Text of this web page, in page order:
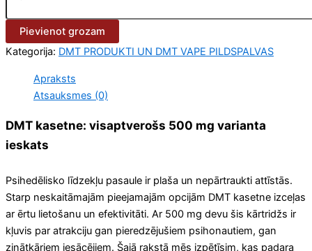
Pievienot grozam
Kategorija: DMT PRODUKTI UN DMT VAPE PILDSPALVAS
Apraksts
Atsauksmes (0)
DMT kasetne: visaptverošs 500 mg varianta
ieskats
Psihedēlisko līdzekļu pasaule ir plaša un nepārtraukti attīstās.
Starp neskaitāmajām pieejamajām opcijām DMT kasetne izceļas
ar ērtu lietošanu un efektivitāti. Ar 500 mg devu šis kārtridžs ir
kļuvis par atrakciju gan pieredzējušiem psihonautiem, gan
zinātkāriem iesācējiem. Šajā rakstā mēs izpētīsim, kas padara